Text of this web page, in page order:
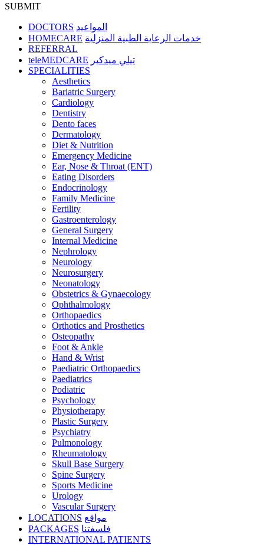
SUBMIT
DOCTORS المواعيد
HOMECARE خدمات الرعاية الطبية المنزلية
REFERRAL
teleMEDCARE تيلي ميدكير
SPECIALITIES
Aesthetics
Bariatric Surgery
Cardiology
Dentistry
Dento faces
Dermatology
Diet & Nutrition
Emergency Medicine
Ear, Nose & Throat (ENT)
Eating Disorders
Endocrinology
Family Medicine
Fertility
Gastroenterology
General Surgery
Internal Medicine
Nephrology
Neurology
Neurosurgery
Neonatology
Obstetrics & Gynaecology
Ophthalmology
Orthopaedics
Orthotics and Prosthetics
Osteopathy
Foot & Ankle
Hand & Wrist
Paediatric Orthopaedics
Paediatrics
Podiatric
Psychology
Physiotherapy
Plastic Surgery
Psychiatry
Pulmonology
Rheumatology
Skull Base Surgery
Spine Surgery
Sports Medicine
Urology
Vascular Surgery
LOCATIONS مواقع
PACKAGES فلسفتنا
INTERNATIONAL PATIENTS